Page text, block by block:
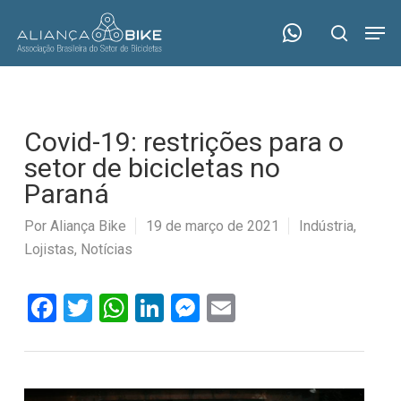
main
search
Covid-19: restrições para o
setor de bicicletas no
Paraná
Por Aliança Bike 19 de março de 2021 Indústria,
Lojistas, Notícias
Facebook
Twitter
WhatsApp
LinkedIn
Messenger
Email